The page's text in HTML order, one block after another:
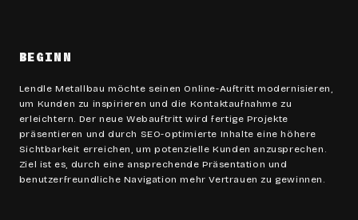
BEGINN
Lendle Metallbau möchte seinen Online-Auftritt modernisieren,
um Kunden zu inspirieren und die Kontaktaufnahme zu
erleichtern. Der neue Webauftritt wird fertige Projekte
präsentieren und durch SEO-optimierte Inhalte eine höhere
Sichtbarkeit erreichen, um potenzielle Kunden anzusprechen.
Ziel ist es, durch eine ansprechende Präsentation und
benutzerfreundliche Navigation mehr Vertrauen zu gewinnen.